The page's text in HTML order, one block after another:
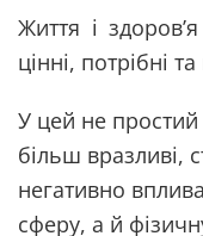
Життя і
цінні, потрібні
У цей не
більш вразливі,
негативно
сферу, а й